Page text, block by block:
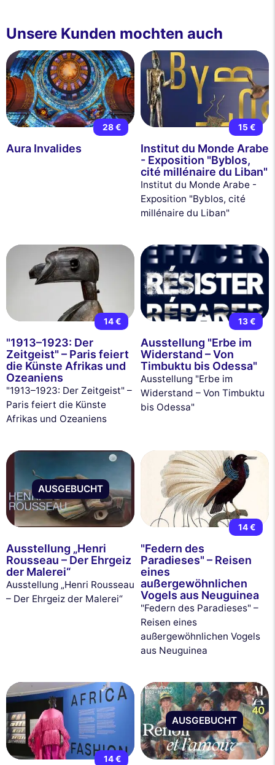
Unsere Kunden mochten auch
28 €
Aura Invalides
15 €
Institut du Monde Arabe
- Exposition "Byblos,
cité millénaire du Liban"
Institut du Monde Arabe -
Exposition "Byblos, cité
millénaire du Liban"
14 €
"1913–1923: Der
Zeitgeist" – Paris feiert
die Künste Afrikas und
Ozeaniens
"1913–1923: Der Zeitgeist" –
Paris feiert die Künste
Afrikas und Ozeaniens
13 €
Ausstellung "Erbe im
Widerstand – Von
Timbuktu bis Odessa"
Ausstellung "Erbe im
Widerstand – Von Timbuktu
bis Odessa"
AUSGEBUCHT
Ausstellung „Henri
Rousseau – Der Ehrgeiz
der Malerei“
Ausstellung „Henri Rousseau
– Der Ehrgeiz der Malerei“
14 €
"Federn des
Paradieses" – Reisen
eines
außergewöhnlichen
Vogels aus Neuguinea
"Federn des Paradieses" –
Reisen eines
außergewöhnlichen Vogels
aus Neuguinea
14 €
AUSGEBUCHT